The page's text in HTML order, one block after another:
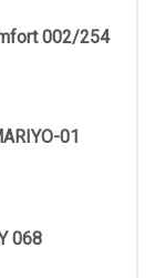
002/254
01
068